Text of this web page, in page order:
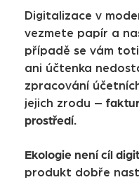
Digitalizace v
vezmete papír a
případě se vám
ani účtenka
zpracování
jejich zrodu –
prostředí.
Ekologie není cíl
produkt dobře